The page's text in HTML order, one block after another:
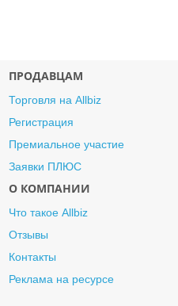
ПРОДАВЦАМ
Торговля на Allbiz
Регистрация
Премиальное участие
Заявки ПЛЮС
О КОМПАНИИ
Что такое Allbiz
Отзывы
Контакты
Реклама на ресурсе